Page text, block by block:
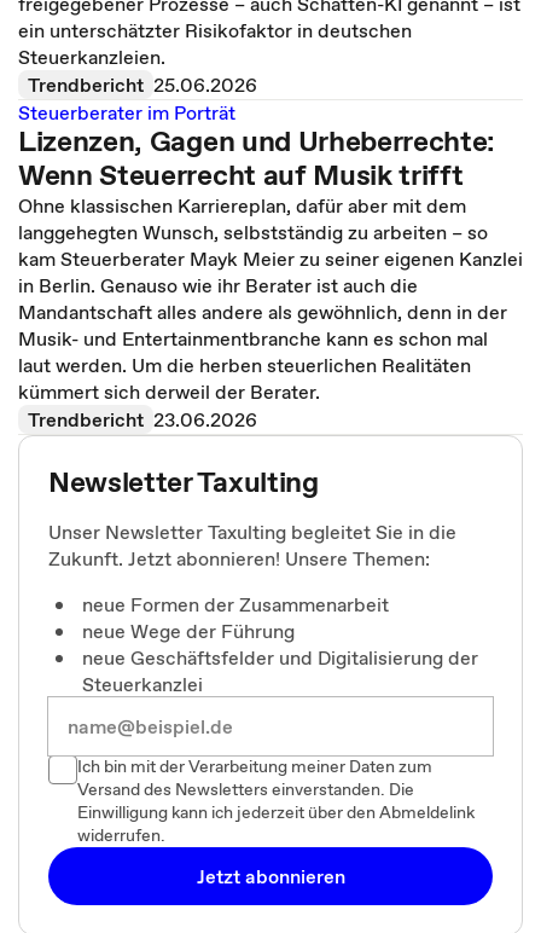
ein unterschätzter Risikofaktor in deutschen
Steuerkanzleien.
Trendbericht 25.06.2026
Steuerberater im Porträt
Lizenzen, Gagen und Urheberrechte:
Wenn Steuerrecht auf Musik trifft
Ohne klassischen Karriereplan, dafür aber mit dem
langgehegten Wunsch, selbstständig zu arbeiten – so
kam Steuerberater Mayk Meier zu seiner eigenen Kanzlei
in Berlin. Genauso wie ihr Berater ist auch die
Mandantschaft alles andere als gewöhnlich, denn in der
Musik- und Entertainmentbranche kann es schon mal
laut werden. Um die herben steuerlichen Realitäten
kümmert sich derweil der Berater.
Trendbericht 23.06.2026
Newsletter Taxulting
Unser Newsletter Taxulting begleitet Sie in die
Zukunft. Jetzt abonnieren! Unsere Themen:
neue Formen der Zusammenarbeit
neue Wege der Führung
neue Geschäftsfelder und Digitalisierung der
Steuerkanzlei
Ich bin mit der Verarbeitung meiner Daten zum
Versand des Newsletters einverstanden. Die
Einwilligung kann ich jederzeit über den Abmeldelink
widerrufen.
Jetzt abonnieren